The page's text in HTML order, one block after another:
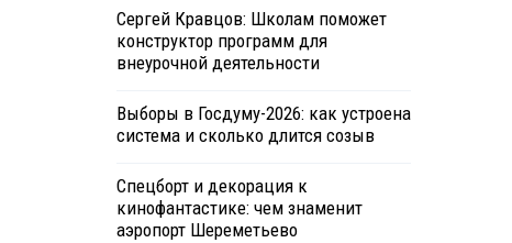
Сергей Кравцов: Школам поможет
конструктор программ для
внеурочной деятельности
Выборы в Госдуму-2026: как устроена
система и сколько длится созыв
Спецборт и декорация к
кинофантастике: чем знаменит
аэропорт Шереметьево